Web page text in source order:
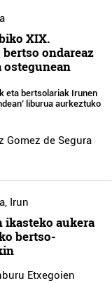
XIX.
ondareaz
ostegunean
eta bertsolariak Irunen
liburua aurkeztuko
Gomez de Segura
, Irun
ikasteko aukera
bertso-
Etxegoien